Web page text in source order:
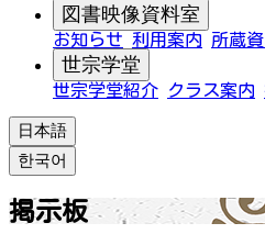
図書映像資料室
お知らせ 利用案内 所蔵
世宗学堂
世宗学堂紹介 クラス案内
日本語
한국어
掲示板